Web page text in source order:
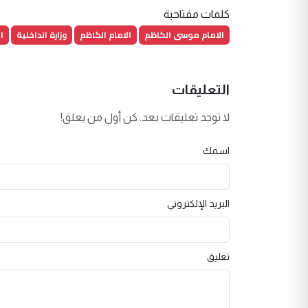
كلمات مفتاحية
الامام موسى الكاظم الامام الكاظم وزارة الداخلية
التعليقات
لا توجد تعليقات بعد. كن أول من يعلق!
اسمك
البريد الإلكتروني
تعليق